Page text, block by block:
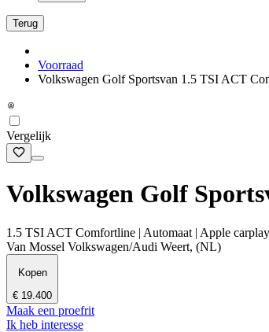
Terug
Voorraad
Volkswagen Golf Sportsvan 1.5 TSI ACT
Vergelijk
Volkswagen Golf
1.5 TSI ACT Comfortline | Automaat | Apple
Van Mossel Volkswagen/Audi Weert, (NL)
Kopen
€ 19.400
Maak een proefrit
Ik heb interesse